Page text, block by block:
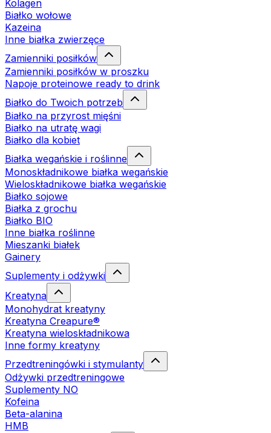
Kolagen
Białko wołowe
Kazeina
Inne białka zwierzęce
Zamienniki posiłków
Zamienniki posiłków w proszku
Napoje proteinowe ready to drink
Białko do Twoich potrzeb
Białko na przyrost mięśni
Białko na utratę wagi
Białko dla kobiet
Białka wegańskie i roślinne
Monoskładnikowe białka wegańskie
Wieloskładnikowe białka wegańskie
Białko sojowe
Białka z grochu
Białko BIO
Inne białka roślinne
Mieszanki białek
Gainery
Suplementy i odżywki
Kreatyna
Monohydrat kreatyny
Kreatyna Creapure®
Kreatyna wieloskładnikowa
Inne formy kreatyny
Przedtreningówki i stymulanty
Odżywki przedtreningowe
Suplementy NO
Kofeina
Beta-alanina
HMB